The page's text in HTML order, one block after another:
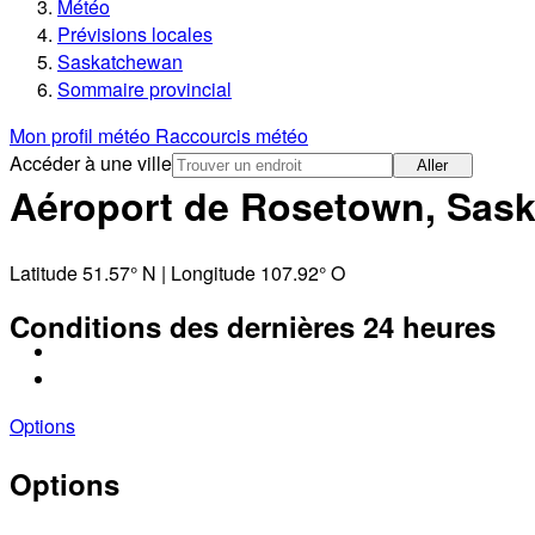
Météo
Prévisions locales
Saskatchewan
Sommaire provincial
Mon profil météo Raccourcis météo
Accéder à une ville
Aller
Aéroport de Rosetown,
Latitude 51.57° N | Longitude 107.92° O
Conditions des dernières 24 heures
Options
Options